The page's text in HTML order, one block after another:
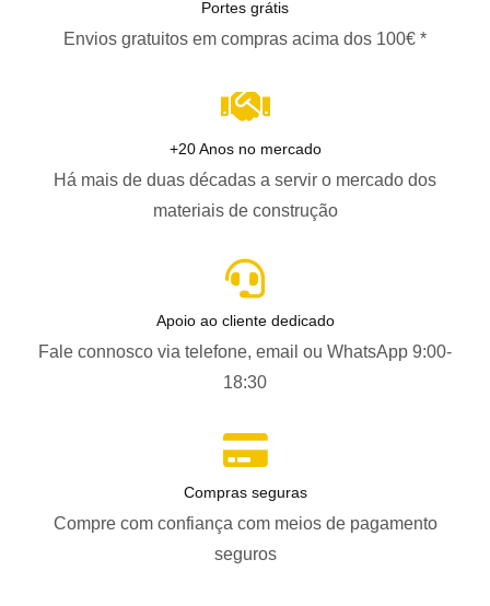
Portes grátis
Envios gratuitos em compras acima dos 100€ *
+20 Anos no mercado
Há mais de duas décadas a servir o mercado dos
materiais de construção
Apoio ao cliente dedicado
Fale connosco via telefone, email ou WhatsApp 9:00-
18:30
Compras seguras
Compre com confiança com meios de pagamento
seguros